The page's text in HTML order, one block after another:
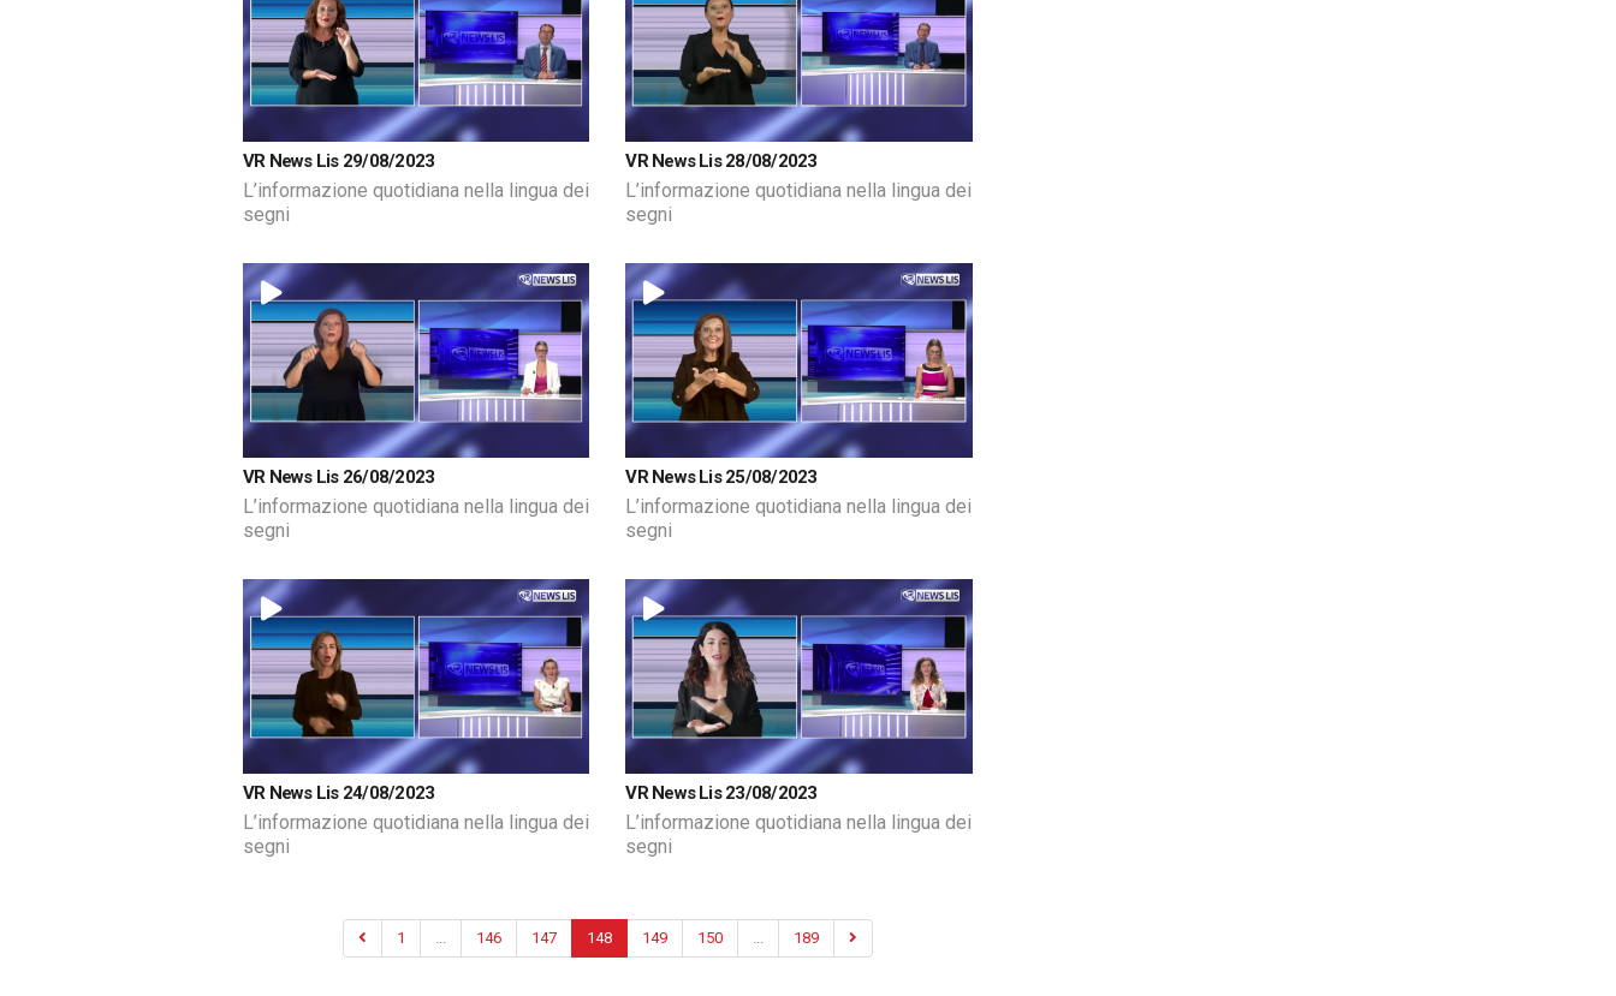
VR News Lis 29/08/2023
L’informazione quotidiana nella lingua dei
segni
VR News Lis 28/08/2023
L’informazione quotidiana nella lingua dei
segni
VR News Lis 26/08/2023
L’informazione quotidiana nella lingua dei
segni
VR News Lis 25/08/2023
L’informazione quotidiana nella lingua dei
segni
VR News Lis 24/08/2023
L’informazione quotidiana nella lingua dei
segni
VR News Lis 23/08/2023
L’informazione quotidiana nella lingua dei
segni
1 ... 146 147 148 149 150 ... 189